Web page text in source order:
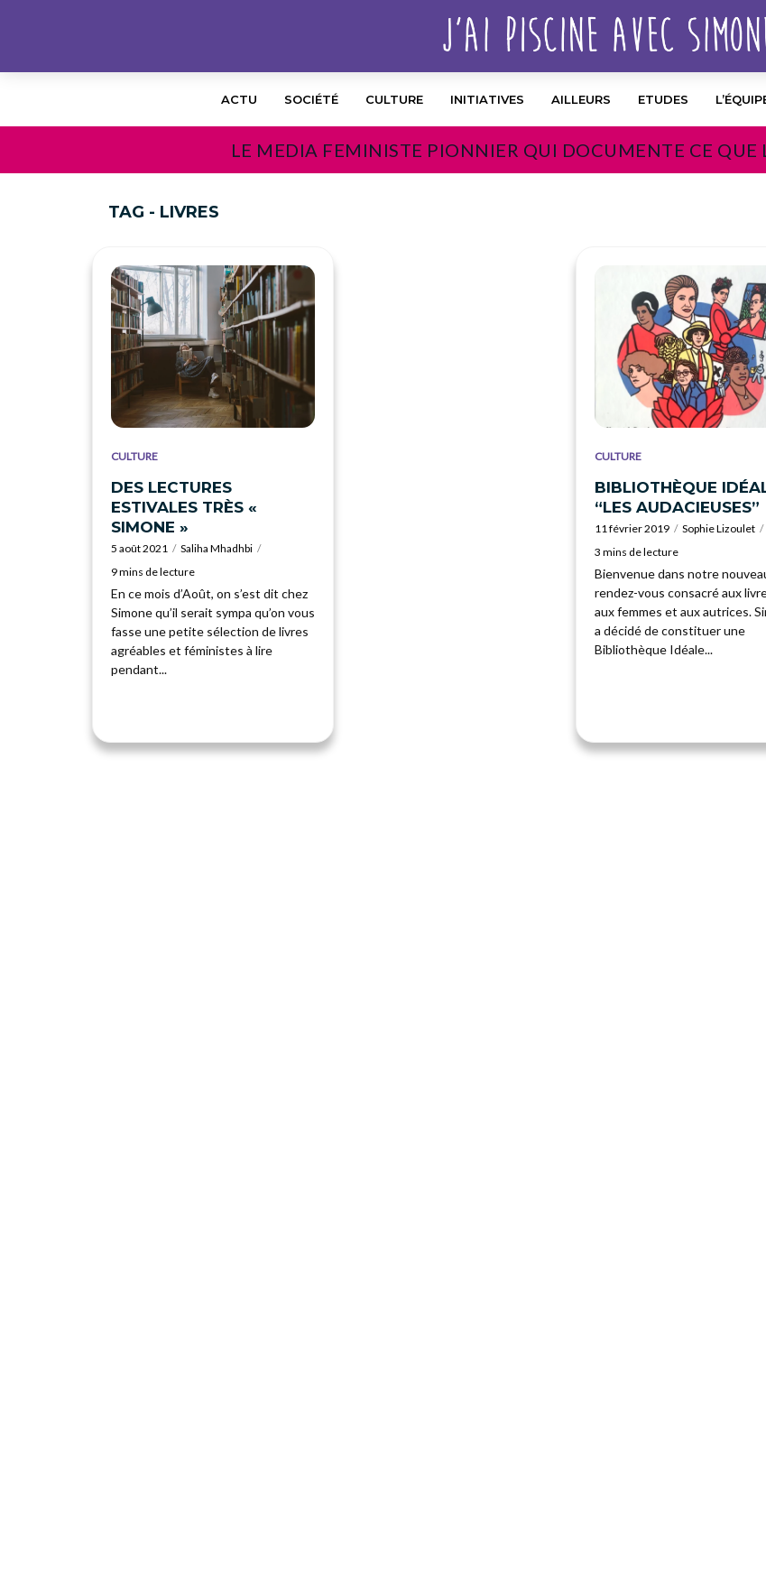
ACTU SOCIÉTÉ CULTURE INITIATIVES AILLEURS ETUDES
LE MEDIA FEMINISTE PIONNIER QUI DOCUMENTE CE QUE
TAG - LIVRES
CULTURE
DES LECTURES
ESTIVALES TRÈS «
SIMONE »
5 août 2021
Saliha Mhadhbi
9 mins de lecture
En ce mois d’Août, on s’est dit chez
Simone qu’il serait sympa qu’on vous
fasse une petite sélection de livres
agréables et féministes à lire
pendant...
CULTURE
BIBLIOTHÈQUE
“LES AUDACIEUSES”
11 février 2019
Sophie Lizoulet
3 mins de lecture
Bienvenue dans notre
rendez-vous consacré aux
aux femmes et aux autrices.
a décidé de constituer une
Bibliothèque Idéale...